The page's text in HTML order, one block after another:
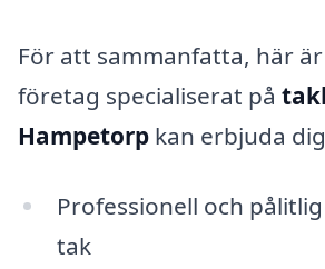
För att sammanfatta, här
företag specialiserat på
Hampetorp kan erbjuda
Professionell och
tak